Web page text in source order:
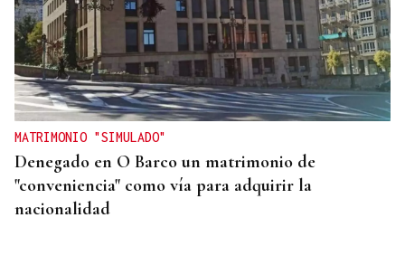
MATRIMONIO "SIMULADO"
Denegado en O Barco un matrimonio de
"conveniencia" como vía para adquirir la
nacionalidad